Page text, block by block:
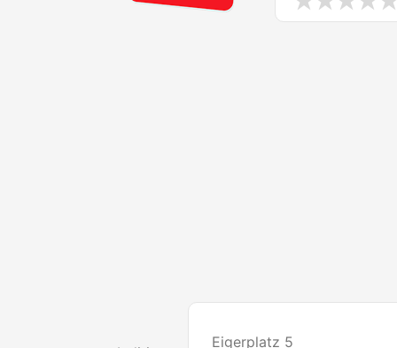
Eigerplatz 5